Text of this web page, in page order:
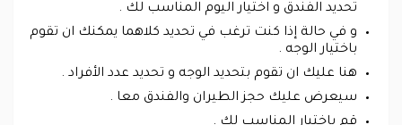
تحديد الفندق و اختيار اليوم المناسب لك .
و في حالة إذا كنت ترغب في تحديد كلاهما يمكنك ان تقوم
باختيار الوجه .
هنا عليك ان تقوم بتحديد الوجه و تحديد عدد الأفراد .
سيعرض عليك حجز الطيران والفندق معا .
قم باختيار المناسب لك .